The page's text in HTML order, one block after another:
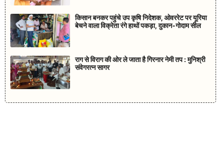
किसान बनकर पहुंचे उप कृषि निदेशक, ओवररेट पर यूरिया
बेचने वाला विक्रेता रंगे हाथों पकड़ा, दुकान-गोदाम सील
राग से विराग की ओर ले जाता है गिरनार नेमी तप : मुनिश्री
संवेगरत्न सागर